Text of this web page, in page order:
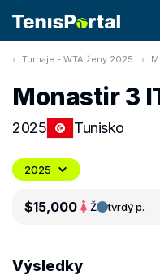
Turnaje - WTA ženy 2025
Monastir 3
2025 Tunisko
2025
$15,000 Ž tvrdý p.
Výsledky